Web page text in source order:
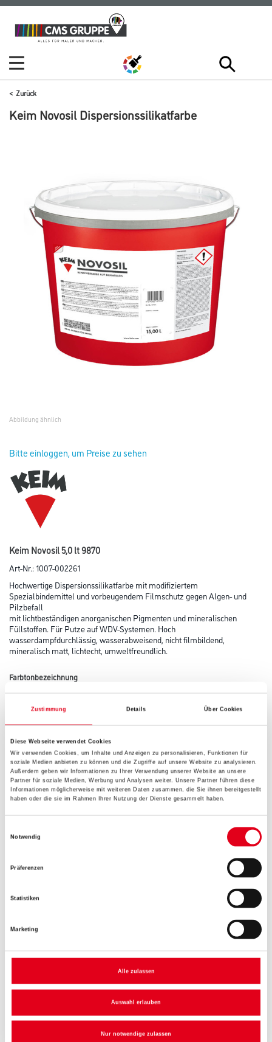
Zustimmung Details Über Cookies
Diese Webseite verwendet Cookies
Wir verwenden Cookies, um Inhalte und Anzeigen zu personalisieren, Funktionen für
soziale Medien anbieten zu können und die Zugriffe auf unsere Website zu analysieren.
Außerdem geben wir Informationen zu Ihrer Verwendung unserer Website an unsere
Partner für soziale Medien, Werbung und Analysen weiter. Unsere Partner führen diese
Informationen möglicherweise mit weiteren Daten zusammen, die Sie ihnen bereitgestellt
haben oder die sie im Rahmen Ihrer Nutzung der Dienste gesammelt haben.
Notwendig
Präferenzen
Statistiken
Marketing
Alle zulassen
Auswahl erlauben
Nur notwendige zulassen
Zum
Inhalt
Zum
Navigationsmenü
Zurück
Keim Novosil Dispersionssilikatfarbe
Abbildung ähnlich
Bitte einloggen, um Preise zu sehen
Keim Novosil 5,0 lt 9870
Art-Nr.:1007-002261
Hochwertige Dispersionssilikatfarbe mit modifiziertem
Spezialbindemittel und vorbeugendem Filmschutz gegen Algen- und
Pilzbefall
mit lichtbeständigen anorganischen Pigmenten und mineralischen
Füllstoffen. Für Putze auf WDV-Systemen. Hoch
wasserdampfdurchlässig, wasserabweisend, nicht filmbildend,
mineralisch matt, lichtecht, umweltfreundlich.
Farbtonbezeichnung
Glanzgrad
Gebinde
PRODUKTEIGENSCHAFTEN